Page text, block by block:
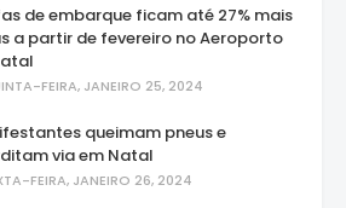
de embarque ficam até 27% mais
a partir de fevereiro no Aeroporto
FEIRA, JANEIRO 25, 2024
queimam pneus e
via em Natal
FEIRA, JANEIRO 26, 2024